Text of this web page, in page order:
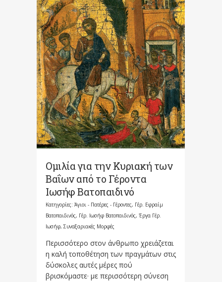
Ομιλία για την Κυριακή των
Βαΐων από το Γέροντα
Ιωσήφ Βατοπαιδινό
Κατηγορίες: Άγιοι - Πατέρες - Γέροντες, Γέρ. Εφραίμ
Βατοπαιδινός, Γέρ. Ιωσήφ Βατοπαιδινός, Έργα Γέρ.
Ιωσήφ, Συναξαριακές Μορφές
Περισσότερο στον άνθρωπο χρειάζεται
η καλή τοποθέτηση των πραγμάτων στις
δύσκολες αυτές μέρες πού
βρισκόμαστε· με περισσότερη σύνεση